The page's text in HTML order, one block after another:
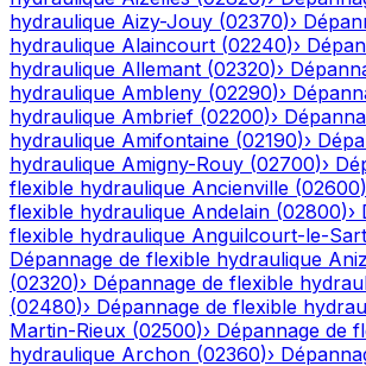
hydraulique Aizy-Jouy (02370)›
hydraulique Alaincourt (02240)›
hydraulique Allemant (02320)›
hydraulique Ambleny (02290)›
hydraulique Ambrief (02200)›
hydraulique Amifontaine (02190)›
hydraulique Amigny-Rouy (02700)›
flexible hydraulique Ancienville (02600)
flexible hydraulique Andelain (02800)›
flexible hydraulique Anguilcourt-le-Sart
Dépannage de flexible hydraulique
(02320)› Dépannage de flexible
(02480)› Dépannage de flexible
Martin-Rieux (02500)› Dépannage de
hydraulique Archon (02360)›